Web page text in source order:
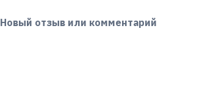
Новый отзыв или комментарий